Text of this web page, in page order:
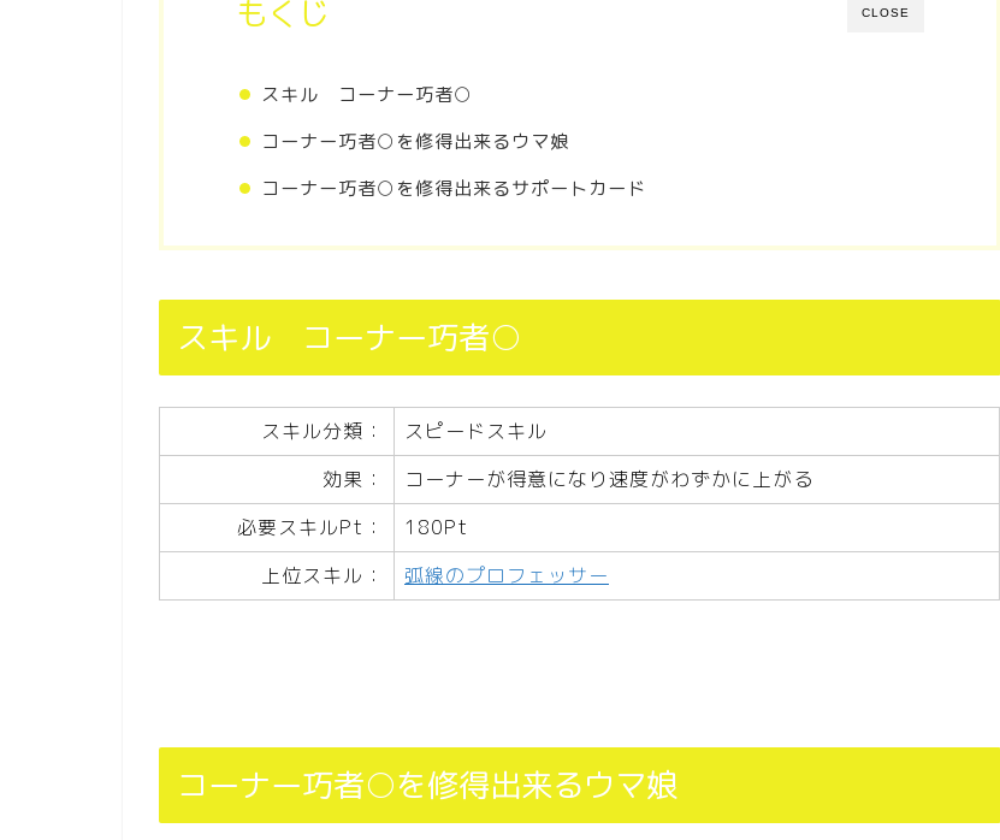
CLOSE
もくじ
スキル コーナー巧者○
コーナー巧者○を修得出来るウマ娘
コーナー巧者○を修得出来るサポートカード
スキル コーナー巧者○
スキル分類：
スピードスキル
効果：
コーナーが得意になり速度がわずかに上がる
必要スキルPt：
180Pt
上位スキル：
弧線のプロフェッサー
コーナー巧者○を修得出来るウマ娘